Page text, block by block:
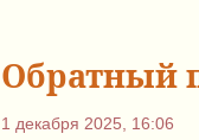
Обратный
1 декабря 2025, 16:06